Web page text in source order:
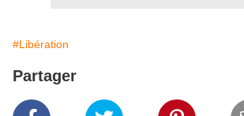
#Libération
Partager